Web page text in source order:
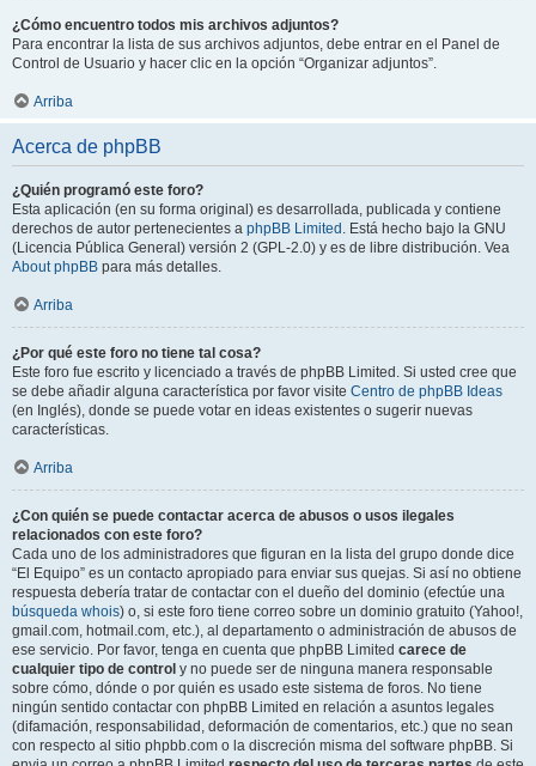
¿Cómo encuentro todos mis archivos adjuntos?
Para encontrar la lista de sus archivos adjuntos, debe entrar en el Panel de
Control de Usuario y hacer clic en la opción “Organizar adjuntos”.
Arriba
Acerca de phpBB
¿Quién programó este foro?
Esta aplicación (en su forma original) es desarrollada, publicada y contiene
derechos de autor pertenecientes a phpBB Limited . Está hecho bajo la GNU
(Licencia Pública General) versión 2 (GPL-2.0) y es de libre distribución. Vea
About phpBB para más detalles.
Arriba
¿Por qué este foro no tiene tal cosa?
Este foro fue escrito y licenciado a través de phpBB Limited. Si usted cree que
se debe añadir alguna característica por favor visite Centro de phpBB Ideas
(en Inglés), donde se puede votar en ideas existentes o sugerir nuevas
características.
Arriba
¿Con quién se puede contactar acerca de abusos o usos ilegales
relacionados con este foro?
Cada uno de los administradores que figuran en la lista del grupo donde dice
“El Equipo” es un contacto apropiado para enviar sus quejas. Si así no obtiene
respuesta debería tratar de contactar con el dueño del dominio (efectúe una
búsqueda whois) o, si este foro tiene correo sobre un dominio gratuito (Yahoo!,
gmail.com, hotmail.com, etc.), al departamento o administración de abusos de
ese servicio. Por favor, tenga en cuenta que phpBB Limited carece de
cualquier tipo de control y no puede ser de ninguna manera responsable
sobre cómo, dónde o por quién es usado este sistema de foros. No tiene
ningún sentido contactar con phpBB Limited en relación a asuntos legales
(difamación, responsabilidad, deformación de comentarios, etc.) que no sean
con respecto al sitio phpbb.com o la discreción misma del software phpBB. Si